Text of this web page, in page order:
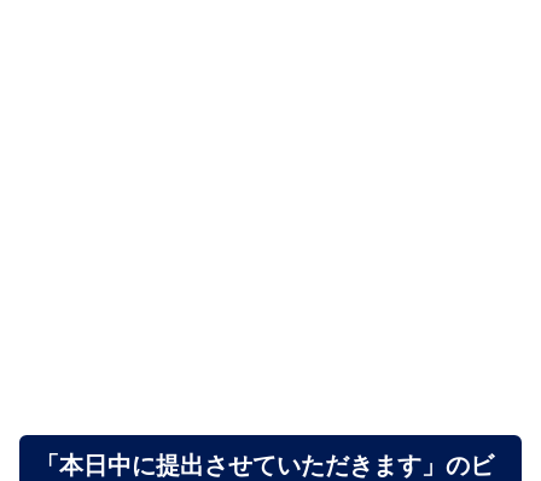
「本日中に提出させていただきます」のビ